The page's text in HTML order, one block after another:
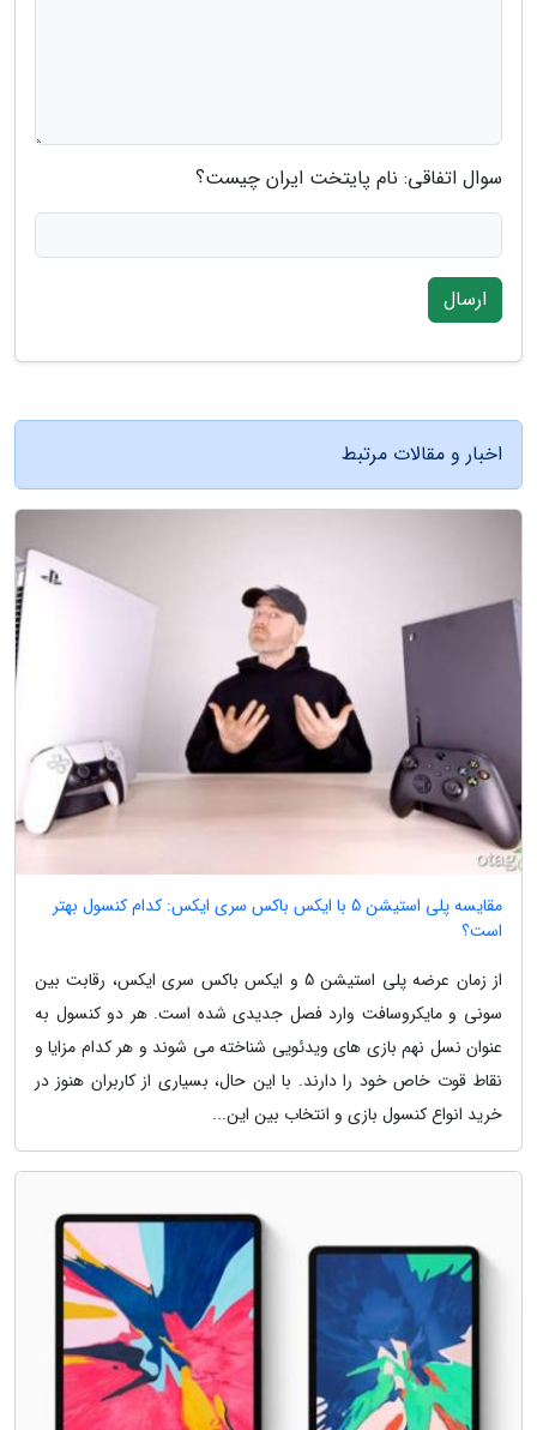
سوال اتفاقی: نام پایتخت ایران چیست؟
ارسال
اخبار و مقالات مرتبط
مقایسه پلی استیشن 5 با ایکس باکس سری ایکس: کدام کنسول بهتر
است؟
از زمان عرضه پلی استیشن 5 و ایکس باکس سری ایکس، رقابت بین
سونی و مایکروسافت وارد فصل جدیدی شده است. هر دو کنسول به
عنوان نسل نهم بازی های ویدئویی شناخته می شوند و هر کدام مزایا و
نقاط قوت خاص خود را دارند. با این حال، بسیاری از کاربران هنوز در
خرید انواع کنسول بازی و انتخاب بین این...